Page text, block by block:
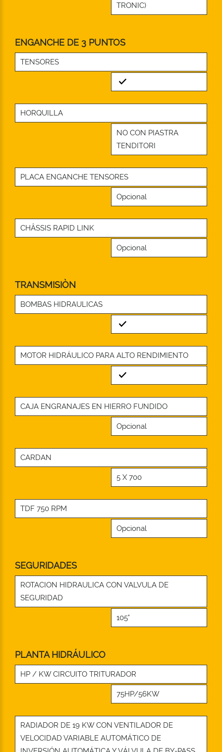
TRONIC)
ENGANCHE DE 3 PUNTOS
TENSORES
Standard
HORQUILLA
NO CON PIASTRA
TENDITORI
PLACA ENGANCHE TENSORES
Opcional
CHÂSSIS RAPID LINK
Opcional
TRANSMISIÒN
BOMBAS HIDRAULICAS
Standard
MOTOR HIDRÁULICO PARA ALTO RENDIMIENTO
Standard
CAJA ENGRANAJES EN HIERRO FUNDIDO
Opcional
CARDAN
5 X 700
TDF 750 RPM
Opcional
SEGURIDADES
ROTACION HIDRAULICA CON VALVULA DE
SEGURIDAD
105°
PLANTA HIDRÁULICO
HP / KW CIRCUITO TRITURADOR
75HP/56KW
RADIADOR DE 19 KW CON VENTILADOR DE
VELOCIDAD VARIABLE AUTOMÁTICO DE